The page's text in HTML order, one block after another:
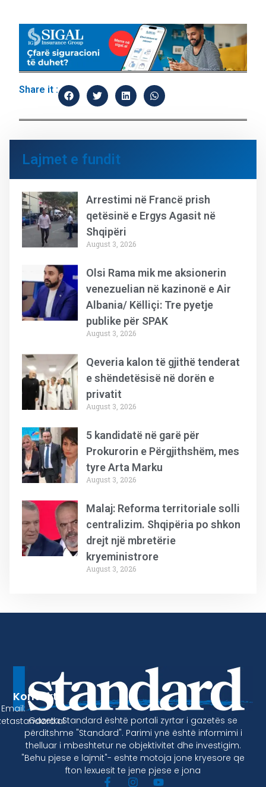
Share it :
Lajmet e fundit
Arrestimi në Francë prish
qetësinë e Ergys Agasit në
Shqipëri
August 3, 2026
Olsi Rama mik me aksionerin
venezuelian në kazinonë e Air
Albania/ Këlliçi: Tre pyetje
publike për SPAK
August 3, 2026
Qeveria kalon të gjithë tenderat
e shëndetësisë në dorën e
privatit
August 3, 2026
5 kandidatë në garë për
Prokurorin e Përgjithshëm, mes
tyre Arta Marku
August 3, 2026
Malaj: Reforma territoriale solli
centralizim. Shqipëria po shkon
drejt një mbretërie
kryeministrore
August 3, 2026
Gazeta Standard është portali zyrtar i gazetës se
përditshme "Standard". Parimi ynë është informimi i
thelluar i mbeshtetur ne objektivitet dhe investigim.
"Behu pjese e lajmit"- eshte motoja jone kryesore qe
fton lexuesit te jene pjese e jona
Kontakt
Email: